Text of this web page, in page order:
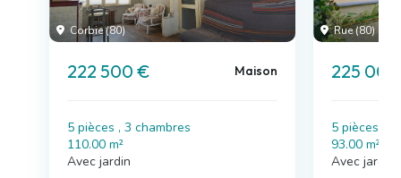
Corbie (80)
222 500 € Maison
5 pièces , 3 chambres
110.00 m²
Avec jardin
Rue (80)
225
5 pièces , 3
93.00 m²
Avec